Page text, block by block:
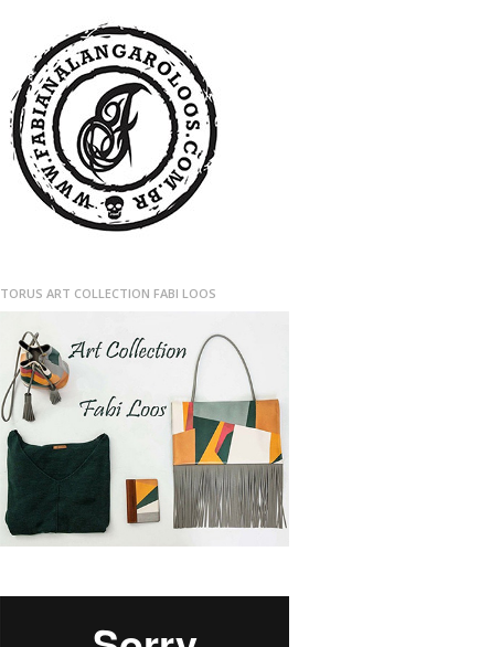
TORUS ART COLLECTION FABI LOOS